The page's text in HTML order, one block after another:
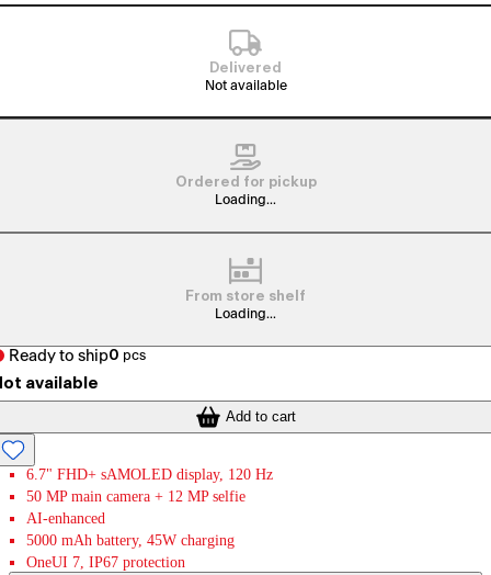
Delivered
Not available
Ordered for pickup
Loading...
From store shelf
Loading...
Ready to ship0 pcs
available
Add to cart
6.7" FHD+ sAMOLED display, 120 Hz
50 MP main camera + 12 MP selfie
AI-enhanced
5000 mAh battery, 45W charging
OneUI 7, IP67 protection